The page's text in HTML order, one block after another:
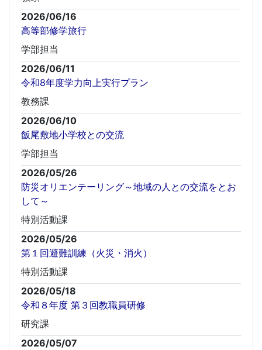
2026/06/16
高等部修学旅行
学部担当
2026/06/11
令和8年度学力向上実行プラン
教務課
2026/06/10
飯尾敷地小学校との交流
学部担当
2026/05/26
防災オリエンテーリング～地域の人との交流をとお
して～
特別活動課
2026/05/26
第１回避難訓練（火災・消火）
特別活動課
2026/05/18
令和８年度 第３回教職員研修
研究課
2026/05/07